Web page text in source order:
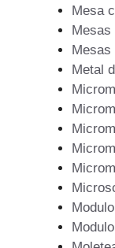
Mesa
Mesas
Mesas
Metal